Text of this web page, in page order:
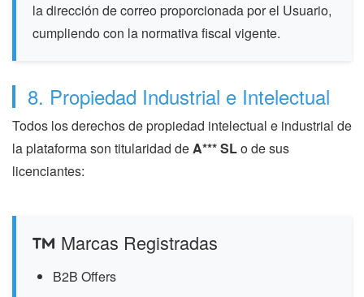
la dirección de correo proporcionada por el Usuario,
cumpliendo con la normativa fiscal vigente.
8. Propiedad Industrial e Intelectual
Todos los derechos de propiedad intelectual e industrial de
la plataforma son titularidad deA*** SLo de sus
licenciantes:
Marcas Registradas
B2B Offers